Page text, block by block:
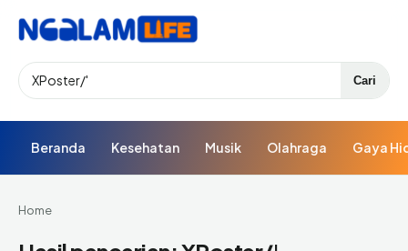
Search Cari
Beranda Kesehatan Musik Olahraga Gaya
Home